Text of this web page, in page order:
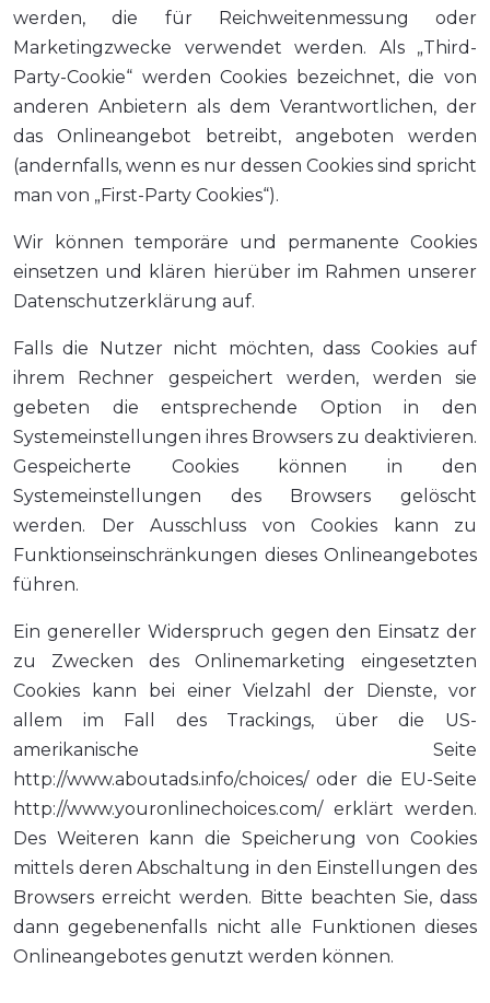
werden, die für Reichweitenmessung oder
Marketingzwecke verwendet werden. Als „Third-
Party-Cookie“ werden Cookies bezeichnet, die von
anderen Anbietern als dem Verantwortlichen, der
das Onlineangebot betreibt, angeboten werden
(andernfalls, wenn es nur dessen Cookies sind spricht
man von „First-Party Cookies“).
Wir können temporäre und permanente Cookies
einsetzen und klären hierüber im Rahmen unserer
Datenschutzerklärung auf.
Falls die Nutzer nicht möchten, dass Cookies auf
ihrem Rechner gespeichert werden, werden sie
gebeten die entsprechende Option in den
Systemeinstellungen ihres Browsers zu deaktivieren.
Gespeicherte Cookies können in den
Systemeinstellungen des Browsers gelöscht
werden. Der Ausschluss von Cookies kann zu
Funktionseinschränkungen dieses Onlineangebotes
führen.
Ein genereller Widerspruch gegen den Einsatz der
zu Zwecken des Onlinemarketing eingesetzten
Cookies kann bei einer Vielzahl der Dienste, vor
allem im Fall des Trackings, über die US-
amerikanische Seite
http://www.aboutads.info/choices/ oder die EU-Seite
http://www.youronlinechoices.com/ erklärt werden.
Des Weiteren kann die Speicherung von Cookies
mittels deren Abschaltung in den Einstellungen des
Browsers erreicht werden. Bitte beachten Sie, dass
dann gegebenenfalls nicht alle Funktionen dieses
Onlineangebotes genutzt werden können.